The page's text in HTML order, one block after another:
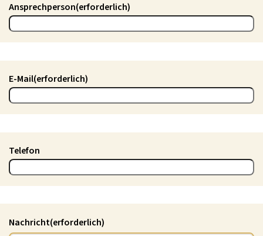
Ansprechperson(erforderlich)
E-Mail(erforderlich)
Telefon
Nachricht(erforderlich)